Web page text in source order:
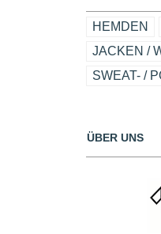
HEMDEN
JACKEN /
SWEAT- /
ÜBER UNS